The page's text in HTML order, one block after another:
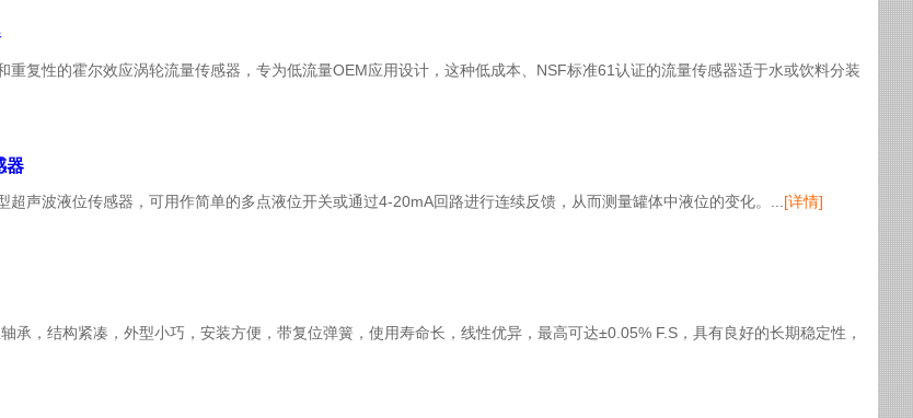
复性的霍尔效应涡轮流量传感器，专为低流量OEM应用设计，这种低成本、NSF标准61认证的流量传感器适于水或饮料分装
器
声波液位传感器，可用作简单的多点液位开关或通过4-20mA回路进行连续反馈，从而测量罐体中液位的变化。... [详情]
承，结构紧凑，外型小巧，安装方便，带复位弹簧，使用寿命长，线性优异，最高可达±0.05% F.S，具有良好的长期稳定性，